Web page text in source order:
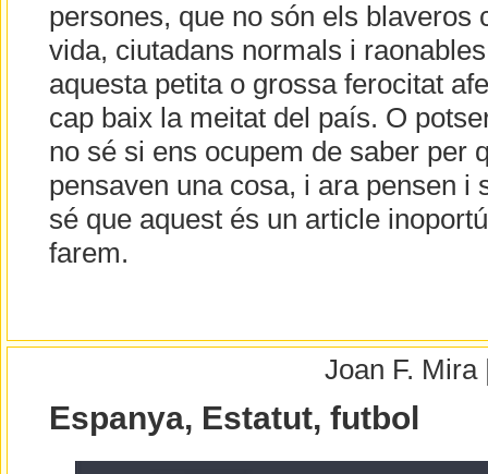
persones, que no són els blaveros
vida, ciutadans normals i
aquesta petita o grossa ferocitat
cap baix la meitat del país. O
no sé si ens ocupem de saber per
pensaven una cosa, i ara pensen i
sé que aquest és un article
farem.
Joan F.
Espanya, Estatut, futbol